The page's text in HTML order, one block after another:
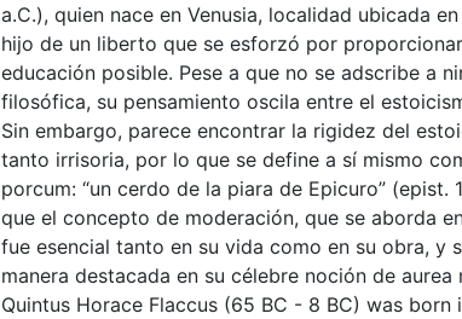
a.C.), quien nace en Venusia, localidad ubicada
hijo de un liberto que se esforzó por
educación posible. Pese a que no se adscribe a
filosófica, su pensamiento oscila entre el
Sin embargo, parece encontrar la rigidez del
tanto irrisoria, por lo que se define a sí mismo
porcum: “un cerdo de la piara de Epicuro” (epist.
que el concepto de moderación, que se aborda
fue esencial tanto en su vida como en su obra, y
manera destacada en su célebre noción de aurea
Quintus Horace Flaccus (65 BC - 8 BC) was born